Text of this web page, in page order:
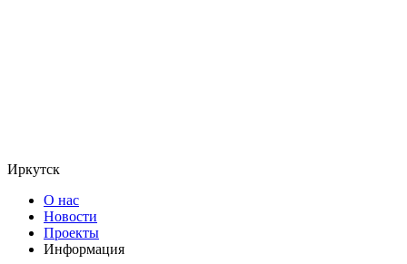
Иркутск
О нас
Новости
Проекты
Информация